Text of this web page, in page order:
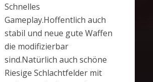
Schnelles
Gameplay.Hoffentlich auch
stabil und neue gute Waffen
die modifizierbar
sind.Natürlich auch schöne
Riesige Schlachtfelder mit